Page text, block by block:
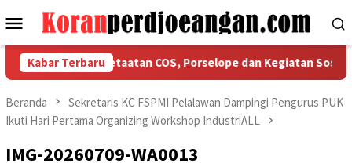
ke
Menu
Mobile
Kabar Terbaru
Tegaskan Ketaatan COS, Porselope dan Kegiatan Sosial
Beranda
Sekretaris KC FSPMI Pelalawan Dampingi Pengurus PUK
Ikuti Hari Pertama Organizing Workshop IndustriALL
IMG-20260709-WA0013